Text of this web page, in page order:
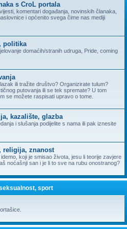
s CroL portala
komentari događanja, novinskih članaka,
i općenito svega čime nas mediji
politika
domaćih/stranih udruga, Pride, coming
ili tražite društvo? Organizirate tulum?
putovanja ili se tek spremate? U tom
se možete raspisati upravo o tome.
kazalište, glazba
i slušanja podijelite s nama ili pak iznesite
religija, znanost
koji je smisao života, jesu li teorije zavjere
noćašnji san i je li to sve na rubu onostranog?
sport